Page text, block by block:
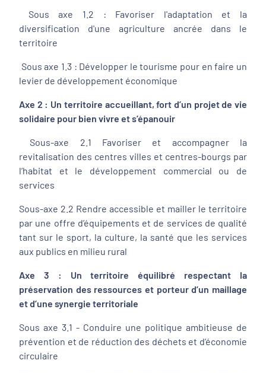
Sous axe 1.2 : Favoriser l'adaptation et la
diversification d'une agriculture ancrée dans le
territoire
Sous axe 1.3 : Développer le tourisme pour en faire un
levier de développement économique
Axe 2 : Un territoire accueillant, fort d’un projet de vie
solidaire pour bien vivre et s’épanouir
Sous-axe 2.1 Favoriser et accompagner la
revitalisation des centres villes et centres-bourgs par
l’habitat et le développement commercial ou de
services
Sous-axe 2.2 Rendre accessible et mailler le territoire
par une offre d’équipements et de services de qualité
tant sur le sport, la culture, la santé que les services
aux publics en milieu rural
Axe 3 : Un territoire équilibré respectant la
préservation des ressources et porteur d’un maillage
et d’une synergie territoriale
Sous axe 3.1 - Conduire une politique ambitieuse de
prévention et de réduction des déchets et d’économie
circulaire